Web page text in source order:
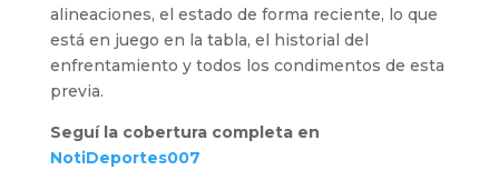
alineaciones, el estado de forma reciente, lo que
está en juego en la tabla, el historial del
enfrentamiento y todos los condimentos de esta
previa.
Seguí la cobertura completa en
NotiDeportes007